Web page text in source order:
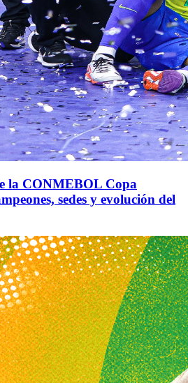
la CONMEBOL Copa
sedes y evolución del